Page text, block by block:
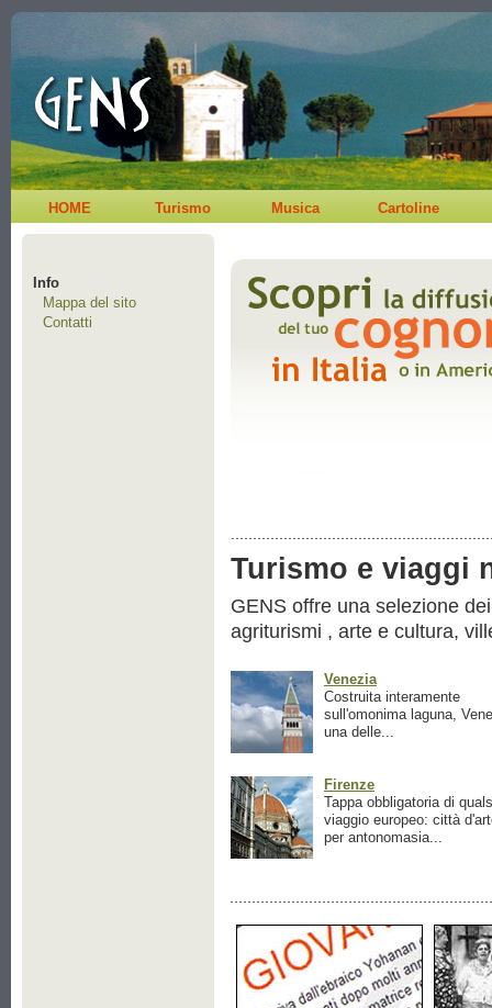
HOME Turismo Musica Cartoline
Info
Mappa del sito
Contatti
Turismo e viaggi
GENS offre una selezione
agriturismi , arte e cultura,
Venezia
Costruita interamente
sull'omonima laguna,
una delle...
Firenze
Tappa obbligatoria di
viaggio europeo: città
per antonomasia...